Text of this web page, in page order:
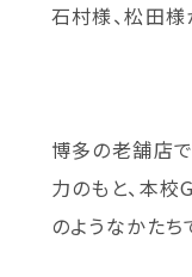
石村様、松田様
博多の老舗店
力のもと、本校
のようなかた